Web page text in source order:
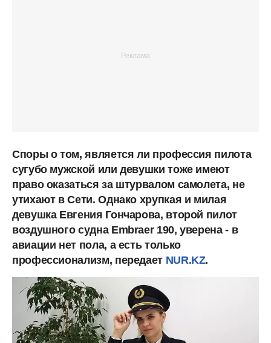
Споры о том, является ли профессия пилота
сугубо мужской или девушки тоже имеют
право оказаться за штурвалом самолета, не
утихают в Сети. Однако хрупкая и милая
девушка Евгения Гончарова, второй пилот
воздушного судна Embraer 190, уверена - в
авиации нет пола, а есть только
профессионализм, передает NUR.KZ.